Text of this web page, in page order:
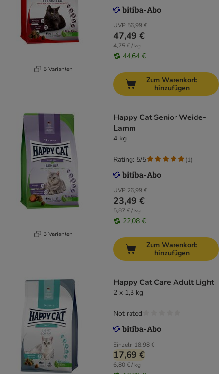
5 Varianten
UVP 56,99 €
47,49 €
4,75 € / kg
44,64 €
Zum Warenkorb
hinzufügen
3 Varianten
Happy Cat Senior Weide-
Lamm
4 kg
UVP 26,99 €
23,49 €
5,87 € / kg
22,08 €
Rating: 5/5 (1)
Zum Warenkorb
hinzufügen
Happy Cat Care Adult Light
2 x 1,3 kg
Einzeln 18,98 €
17,69 €
6,80 € / kg
Not rated